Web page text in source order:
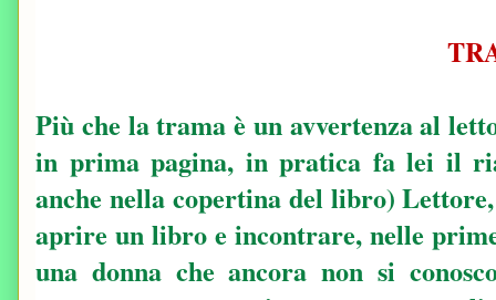
Più che la trama è un avvertenza al
in prima pagina, in pratica fa lei il
anche nella copertina del libro)
aprire un libro e incontrare, nelle
una donna che ancora non si